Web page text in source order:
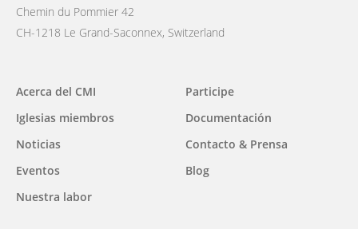
Chemin du Pommier 42
CH-1218 Le Grand-Saconnex, Switzerland
Main
navigation
Acerca del CMI
Iglesias miembros
Noticias
Eventos
Nuestra labor
Participe
Documentación
Contacto & Prensa
Blog